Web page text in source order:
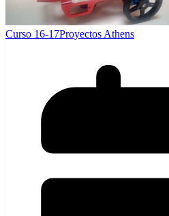
Curso 16-17Proyectos Athens